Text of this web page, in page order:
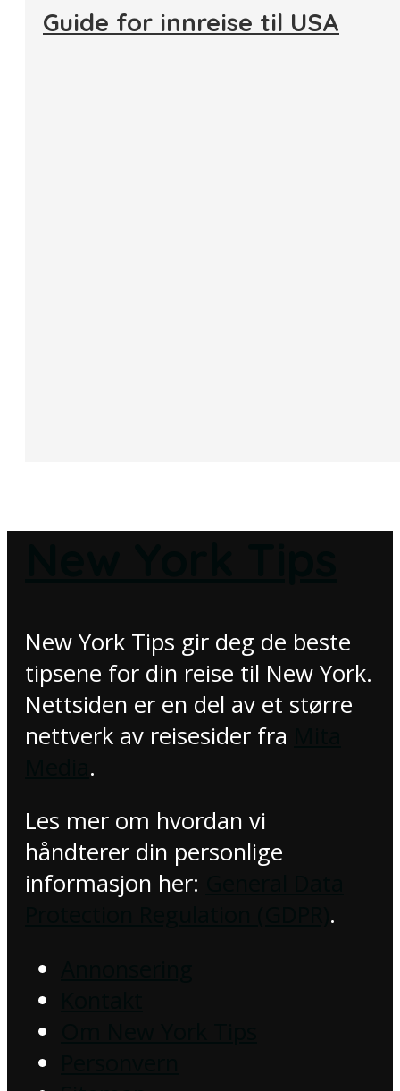
Guide for innreise til USA
New York Tips gir deg de beste
tipsene for din reise til New York.
Nettsiden er en del av et større
nettverk av reisesider fra
.
Les mer om hvordan vi
håndterer din personlige
informasjon her:
.